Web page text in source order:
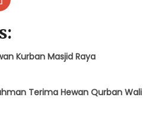
Kurban Masjid Raya
Terima Hewan Qurban Wali